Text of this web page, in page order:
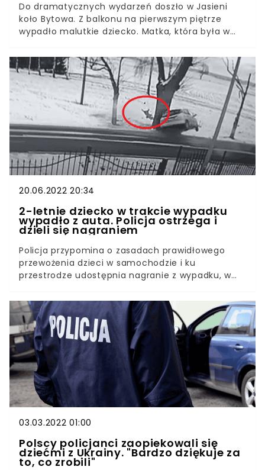
Do dramatycznych wydarzeń doszło w Jasieni
koło Bytowa. Z balkonu na pierwszym piętrze
wypadło malutkie dziecko. Matka, która była w
się dzieckiem.
20.06.2022 20:34
2-letnie dziecko w trakcie wypadku
wypadło z auta. Policja ostrzega i
dzieli się nagraniem
Policja przypomina o zasadach prawidłowego
przewożenia dzieci w samochodzie i ku
przestrodze udostępnia nagranie z wypadku, w
Dziecko jechało w foteliku, ale miało niezapięte
pasy.Do wypadku doszło 23 stycznia 2022 r. w
niewielkiej miejscowości Rożnów (gmina Susz, woj.
warmińsko-mazurskie). Pojazdem kierowała 21-
latka, a w samochodzie podróżował także jej 17-
letni brat i 2-letnia córka. W pewnej chwili pojazd
uderzył w rosnące przy drodze drzewo.
03.03.2022 01:00
Polscy policjanci zaopiekowali się
dziećmi z Ukrainy. "Bardzo dziękuje za
to, co zrobili"